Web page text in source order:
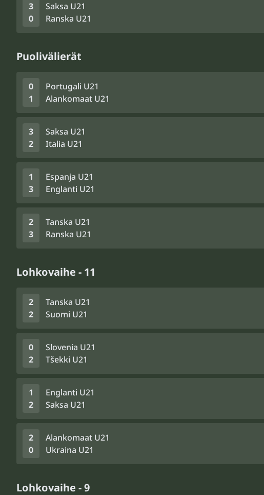
3
0
Saksa U21
Ranska U21
Puolivälierät
0
1
Portugali U21
Alankomaat U21
3
2
Saksa U21
Italia U21
1
3
Espanja U21
Englanti U21
2
3
Tanska U21
Ranska U21
Lohkovaihe - 11
2
2
Tanska U21
Suomi U21
0
2
Slovenia U21
Tšekki U21
1
2
Englanti U21
Saksa U21
2
0
Alankomaat U21
Ukraina U21
Lohkovaihe - 9